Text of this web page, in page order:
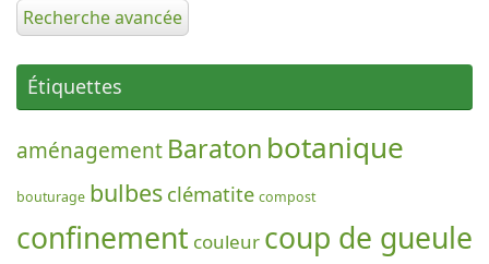
Recherche avancée
Étiquettes
aménagement Baraton botanique
bouturage bulbes clématite compost
confinement couleur coup de gueule